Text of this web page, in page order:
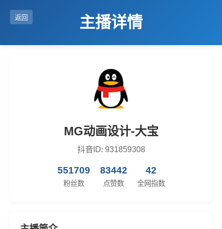
返回 主播详情
MG动画设计-大宝
抖音ID: 931859308
551709
粉丝数
83442
点赞数
42
全网指数